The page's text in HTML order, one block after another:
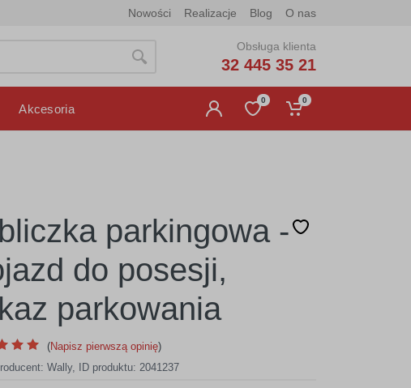
Nowości Realizacje Blog O nas
Obsługa klienta
32 445 35 21
Akcesoria
0 0
parkingowa -
do posesji,
parkowania
(Napisz pierwszą opinię)
Wally, ID produktu: 2041237